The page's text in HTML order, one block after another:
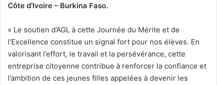
Côte d’Ivoire – Burkina Faso.
« Le soutien d’AGL à cette Journée du Mérite et de
l’Excellence constitue un signal fort pour nos élèves. En
valorisant l’effort, le travail et la persévérance, cette
entreprise citoyenne contribue à renforcer la confiance et
l’ambition de ces jeunes filles appelées à devenir les